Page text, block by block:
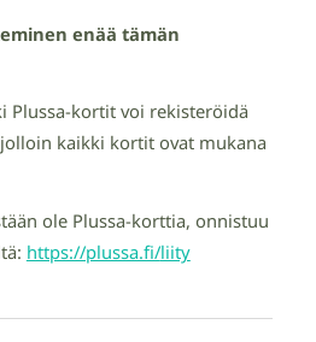
enää tämän
Plussa-kortit voi rekisteröidä
kaikki kortit ovat mukana
ole Plussa-korttia, onnistuu
https://plussa.fi/liity